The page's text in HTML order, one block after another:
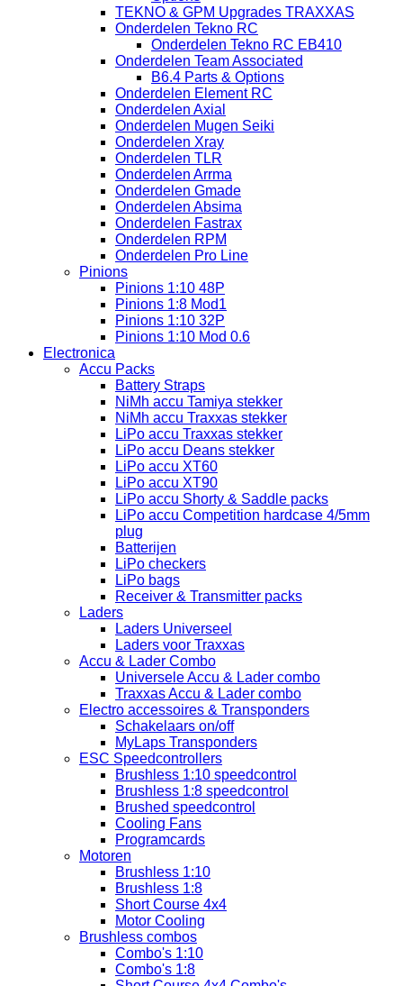
TEKNO & GPM Upgrades TRAXXAS
Onderdelen Tekno RC
Onderdelen Tekno RC EB410
Onderdelen Team Associated
B6.4 Parts & Options
Onderdelen Element RC
Onderdelen Axial
Onderdelen Mugen Seiki
Onderdelen Xray
Onderdelen TLR
Onderdelen Arrma
Onderdelen Gmade
Onderdelen Absima
Onderdelen Fastrax
Onderdelen RPM
Onderdelen Pro Line
Pinions
Pinions 1:10 48P
Pinions 1:8 Mod1
Pinions 1:10 32P
Pinions 1:10 Mod 0.6
Electronica
Accu Packs
Battery Straps
NiMh accu Tamiya stekker
NiMh accu Traxxas stekker
LiPo accu Traxxas stekker
LiPo accu Deans stekker
LiPo accu XT60
LiPo accu XT90
LiPo accu Shorty & Saddle packs
LiPo accu Competition hardcase 4/5mm
plug
Batterijen
LiPo checkers
LiPo bags
Receiver & Transmitter packs
Laders
Laders Universeel
Laders voor Traxxas
Accu & Lader Combo
Universele Accu & Lader combo
Traxxas Accu & Lader combo
Electro accessoires & Transponders
Schakelaars on/off
MyLaps Transponders
ESC Speedcontrollers
Brushless 1:10 speedcontrol
Brushless 1:8 speedcontrol
Brushed speedcontrol
Cooling Fans
Programcards
Motoren
Brushless 1:10
Brushless 1:8
Short Course 4x4
Motor Cooling
Brushless combos
Combo's 1:10
Combo's 1:8